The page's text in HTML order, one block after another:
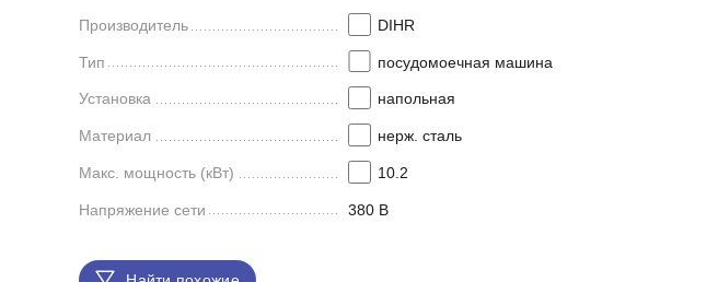
Производитель DIHR
Тип посудомоечная машина
Установка напольная
Материал нерж. сталь
Макс. мощность (кВт) 10.2
Напряжение сети 380 В